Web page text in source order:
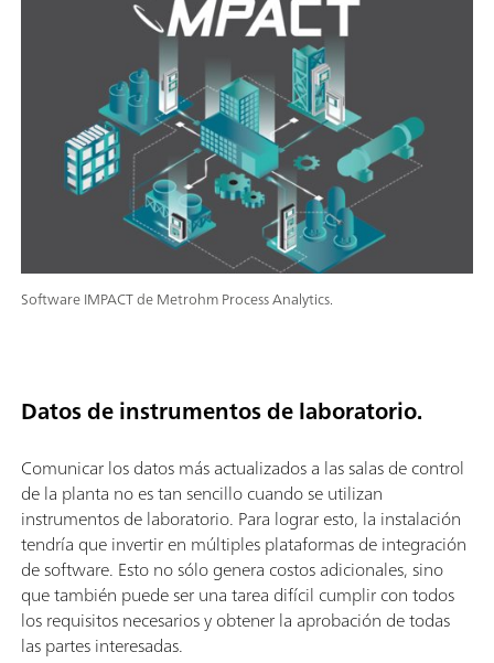
Software IMPACT de Metrohm Process Analytics.
Datos de instrumentos de laboratorio.
Comunicar los datos más actualizados a las salas de control
de la planta no es tan sencillo cuando se utilizan
instrumentos de laboratorio. Para lograr esto, la instalación
tendría que invertir en múltiples plataformas de integración
de software. Esto no sólo genera costos adicionales, sino
que también puede ser una tarea difícil cumplir con todos
los requisitos necesarios y obtener la aprobación de todas
las partes interesadas.